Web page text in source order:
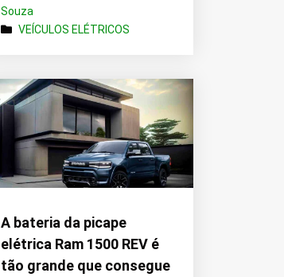
Souza
VEÍCULOS ELÉTRICOS
A bateria da picape
elétrica Ram 1500 REV é
tão grande que consegue